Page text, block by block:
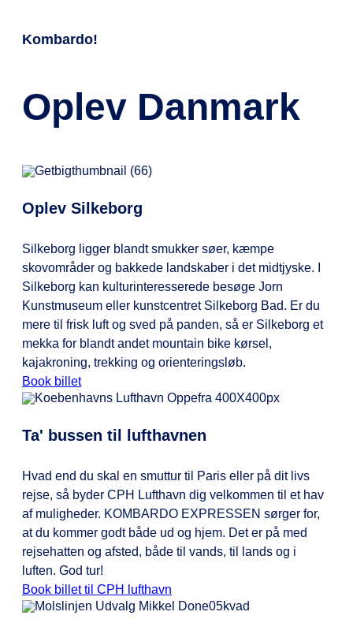
hattehylderne i bussen er smalle,
bagage på KOMBARDO
EXPRESSENs app.
medpassagerer, inden du laver
Kombardo!
Oplev Danmark
Oplev Silkeborg
Silkeborg ligger blandt smukker søer, kæmpe
skovområder og bakkede landskaber i det midtjyske. I
Silkeborg kan kulturinteresserede besøge Jorn
Kunstmuseum eller kunstcentret Silkeborg Bad. Er du
mere til frisk luft og sved på panden, så er Silkeborg et
mekka for blandt andet mountain bike kørsel,
kajakroning, trekking og orienteringsløb.
Book billet
Ta' bussen til lufthavnen
Hvad end du skal en smuttur til Paris eller på dit livs
rejse, så byder CPH Lufthavn dig velkommen til et hav
af muligheder. KOMBARDO EXPRESSEN sørger for,
at du kommer godt både ud og hjem. Det er på med
rejsehatten og afsted, både til vands, til lands og i
luften. God tur!
Book billet til CPH lufthavn